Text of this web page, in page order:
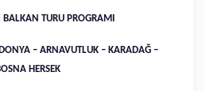
EYLÜL 2025
Ara!
TURU PROGRAMI
– ARNAVUTLUK – KARADAĞ –
HERSEK